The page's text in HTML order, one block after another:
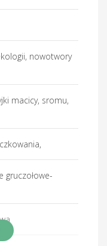
nowotwory
macicy, sromu,
gruczołowe-